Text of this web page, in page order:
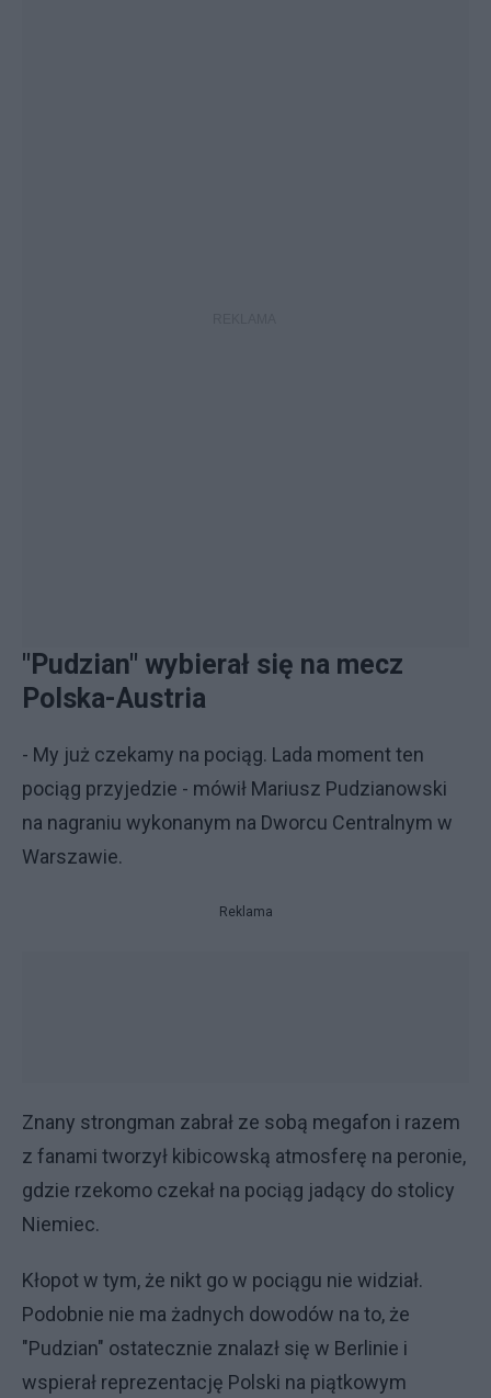
"Pudzian" wybierał się na mecz
Polska-Austria
- My już czekamy na pociąg. Lada moment ten
pociąg przyjedzie - mówił Mariusz Pudzianowski
na nagraniu wykonanym na Dworcu Centralnym w
Warszawie.
Reklama
Znany strongman zabrał ze sobą megafon i razem
z fanami tworzył kibicowską atmosferę na peronie,
gdzie rzekomo czekał na pociąg jadący do stolicy
Niemiec.
Kłopot w tym, że nikt go w pociągu nie widział.
Podobnie nie ma żadnych dowodów na to, że
"Pudzian" ostatecznie znalazł się w Berlinie i
wspierał reprezentację Polski na piątkowym